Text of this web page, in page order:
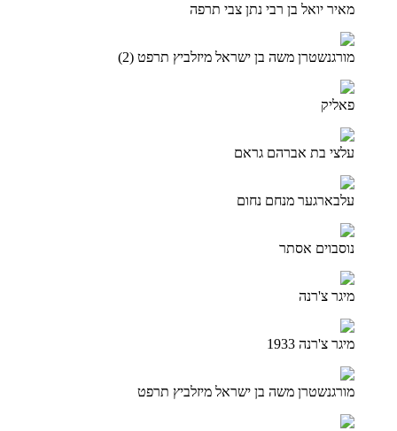
מאיר יואל בן רבי נתן צבי תרפה
מורגנשטרן משה בן ישראל מיזלביץ תרפט (2)
פאליק
עלצי בת אברהם גראם
עלבארגער מנחם נחום
נוסבוים אסתר
מיגר צ'רנה
מיגר צ'רנה 1933
מורגנשטרן משה בן ישראל מיזלביץ תרפט